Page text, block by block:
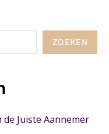
ZOEKEN
Juiste Aannemer